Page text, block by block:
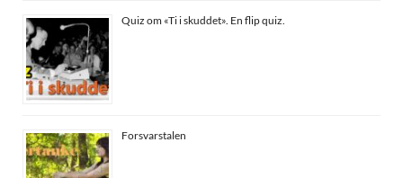
Quiz om «Ti i skuddet». En flip quiz.
Forsvarstalen